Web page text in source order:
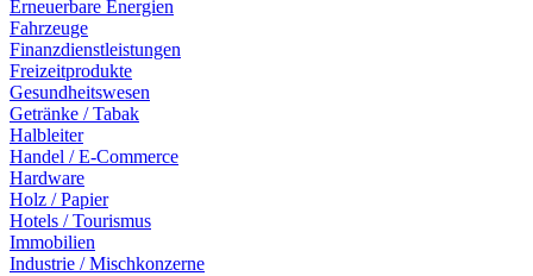
Erneuerbare Energien
Fahrzeuge
Finanzdienstleistungen
Freizeitprodukte
Gesundheitswesen
Getränke / Tabak
Halbleiter
Handel / E-Commerce
Hardware
Holz / Papier
Hotels / Tourismus
Immobilien
Industrie / Mischkonzerne